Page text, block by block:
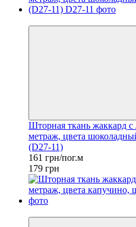
Шторная ткань жаккард
метраж, цвета
(D27-11)
161 грн/пог.м
179 грн